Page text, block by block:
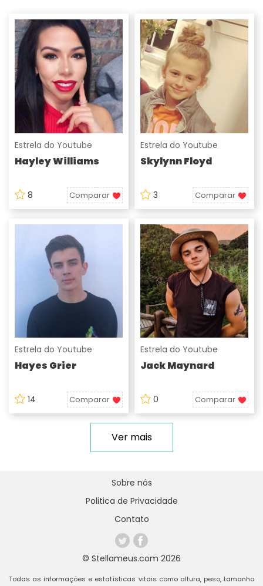
Estrela do Youtube
Hayley Williams
8 Comparar
Estrela do Youtube
Skylynn Floyd
3 Comparar
Estrela do Youtube
Hayes Grier
14 Comparar
Estrela do Youtube
Jack Maynard
0 Comparar
Ver mais
© Stellameus.com 2026
Sobre nós
Politica de Privacidade
Contato
Todas as informações e estatísticas vitais como altura, peso, tamanho